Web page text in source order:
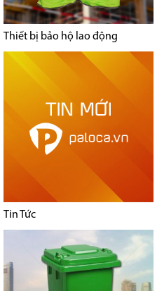
Thiết bị bảo hộ lao động
Tin Tức